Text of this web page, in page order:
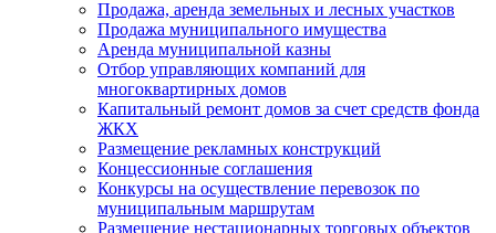
Продажа, аренда земельных и лесных участков
Продажа муниципального имущества
Аренда муниципальной казны
Отбор управляющих компаний для
многоквартирных домов
Капитальный ремонт домов за счет средств фонда
ЖКХ
Размещение рекламных конструкций
Концессионные соглашения
Конкурсы на осуществление перевозок по
муниципальным маршрутам
Размещение нестационарных торговых объектов